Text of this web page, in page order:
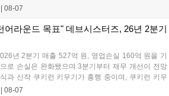
전략적 전투와 길드전 등 다양한 콘텐츠를 제공한
세 내용은 공식 라운지에서 확인할 수 있다. 이용자
콘텐츠 플레이를 통해 성장을 지원받을 수 있다....
08-07
어라운드 목표" 데브시스터즈, 26년 2분기
년 2분기 매출 527억 원, 영업손실 160억 원을 기
로 손실은 완화됐으며 3분기부터 재무 개선이 전망
과 신작 쿠키런 키우기가 흥행 중이며, 쿠키런 키우
트를 시작으로 2주 간격의 콘텐츠를 제공한다. 또한
08-07